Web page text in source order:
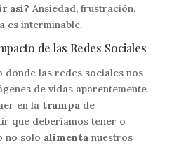
así? Ansiedad, frustración,
es interminable.
de las Redes Sociales
donde las redes sociales nos
de vidas aparentemente
en la trampade
que deberíamos tener o
no solo alimentanuestros